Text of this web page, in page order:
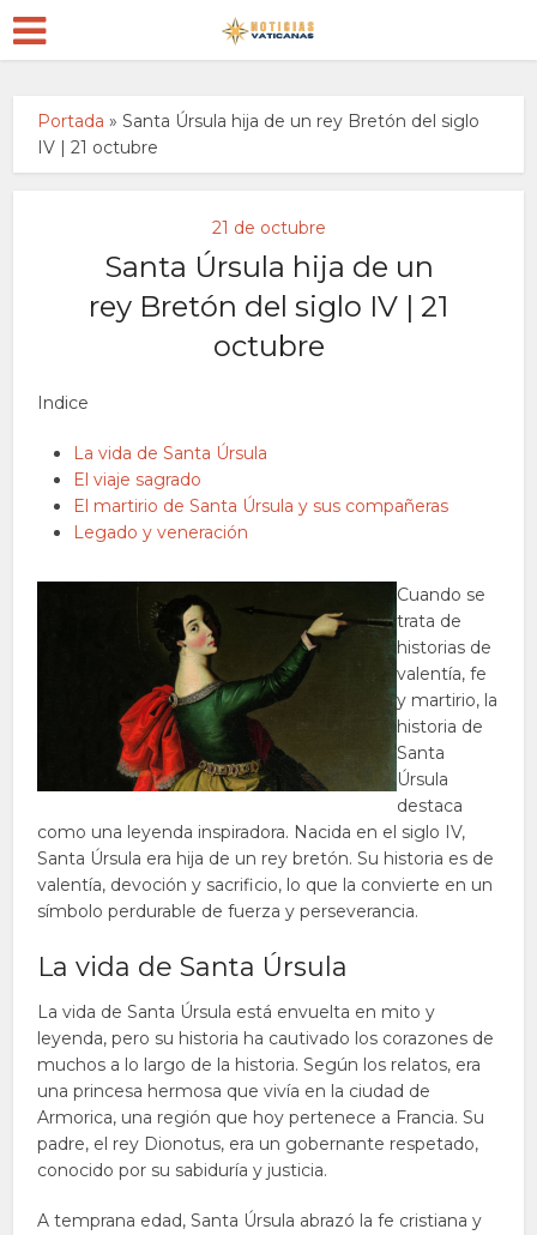
Portada »Santa Úrsula hija de un rey Bretón del siglo
IV | 21 octubre
21 de octubre
Santa Úrsula hija de un
rey Bretón del siglo IV | 21
octubre
Indice
La vida de Santa Úrsula
El viaje sagrado
El martirio de Santa Úrsula y sus compañeras
Legado y veneración
Cuando se
trata de
historias de
valentía, fe
y martirio, la
historia de
Santa
Úrsula
destaca
como una leyenda inspiradora. Nacida en el siglo IV,
Santa Úrsula era hija de un rey bretón. Su historia es de
valentía, devoción y sacrificio, lo que la convierte en un
símbolo perdurable de fuerza y perseverancia.
La vida de Santa Úrsula
La vida de Santa Úrsula está envuelta en mito y
leyenda, pero su historia ha cautivado los corazones de
muchos a lo largo de la historia. Según los relatos, era
una princesa hermosa que vivía en la ciudad de
Armorica, una región que hoy pertenece a Francia. Su
padre, el rey Dionotus, era un gobernante respetado,
conocido por su sabiduría y justicia.
A temprana edad, Santa Úrsula abrazó la fe cristiana y